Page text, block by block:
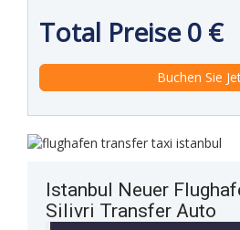
Total Preise0 €
Istanbul Neuer
Silivri Transfer Auto